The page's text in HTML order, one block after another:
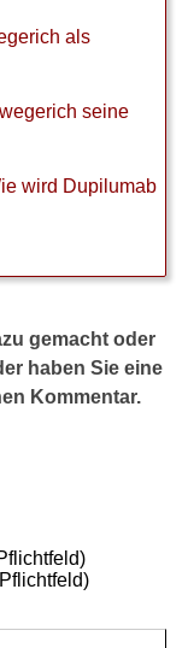
als
seine
wird Dupilumab
gemacht oder
haben Sie eine
Kommentar.